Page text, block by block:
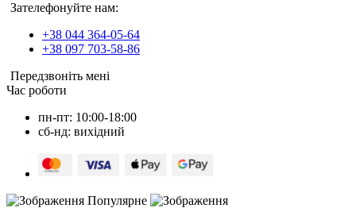
Зателефонуйте нам:
+38 044 364-05-64
+38 097 703-58-86
Передзвоніть мені
Час роботи
пн-пт: 10:00-18:00
сб-нд: вихідний
Популярне